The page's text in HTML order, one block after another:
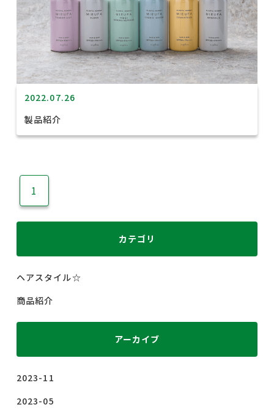
2022.07.26
製品紹介
1
カテゴリ
ヘアスタイル☆
商品紹介
アーカイブ
2023-11
2023-05